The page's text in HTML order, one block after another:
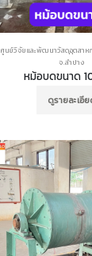
ศูนย์วิจัยและพัฒนาวัสดุอุตสา
จ.ลำปาง
หม้อบดขนาด
ดูรายละเอี